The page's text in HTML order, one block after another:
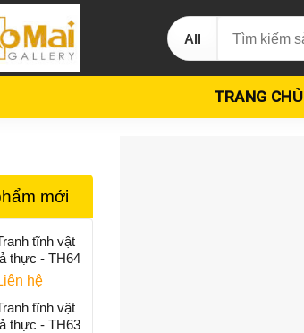
TRANG CHỦ
mới
tĩnh vật
thực - TH64
hệ
tĩnh vật
thực - TH63